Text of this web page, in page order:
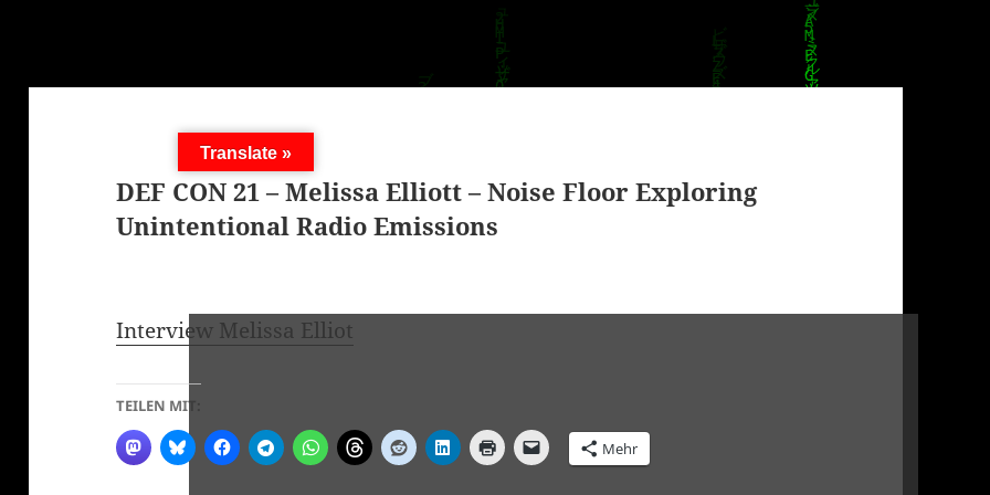
DEF CON 21 – Melissa Elliott – Noise Floor Exploring
Unintentional Radio Emissions
Interview Melissa Elliot
TEILEN MIT:
Mehr
Translate »